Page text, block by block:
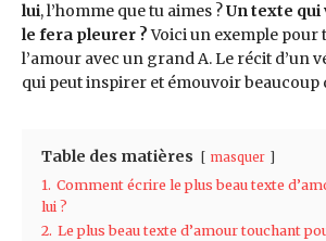
lui, l’homme que tu aimes ?Un texte qui
le fera pleurer ?Voici un exemple pour
l’amour avec un grand A. Le récit d’un
qui peut inspirer et émouvoir beaucoup
Table des matières masquer
1. Comment écrire le plus beau texte
lui ?
2. Le plus beau texte d’amour touchant